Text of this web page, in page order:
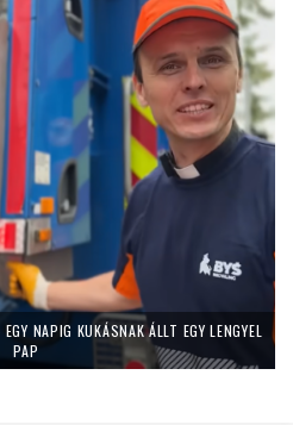
NAPIG KUKÁSNAK ÁLLT EGY LENGYEL
PAP